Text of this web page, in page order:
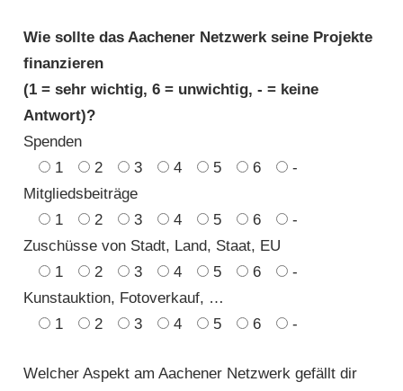
Wie sollte das Aachener Netzwerk seine Projekte
finanzieren
(1 = sehr wichtig, 6 = unwichtig, - = keine
Antwort)?
Spenden
1
2 3 4 5 6
-
Mitgliedsbeiträge
1
2 3 4 5 6
-
Zuschüsse von Stadt, Land, Staat, EU
1
2 3 4 5 6
-
Kunstauktion, Fotoverkauf, …
1
2 3 4 5 6 -
Welcher Aspekt am Aachener Netzwerk gefällt dir